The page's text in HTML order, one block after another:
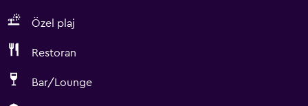
Özel plaj
Restoran
Bar/Lounge